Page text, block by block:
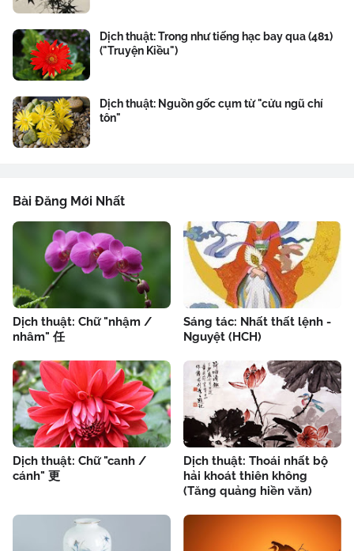
Dịch thuật: Trong như tiếng hạc bay qua (481)
("Truyện Kiều")
Dịch thuật: Nguồn gốc cụm từ "cửu ngũ chí
tôn"
Bài Đăng Mới Nhất
Dịch thuật: Chữ "nhậm /
nhâm" 任
Sáng tác: Nhất thất lệnh -
Nguyệt (HCH)
Dịch thuật: Chữ "canh /
cánh" 更
Dịch thuật: Thoái nhất bộ
hải khoát thiên không
(Tăng quảng hiền văn)